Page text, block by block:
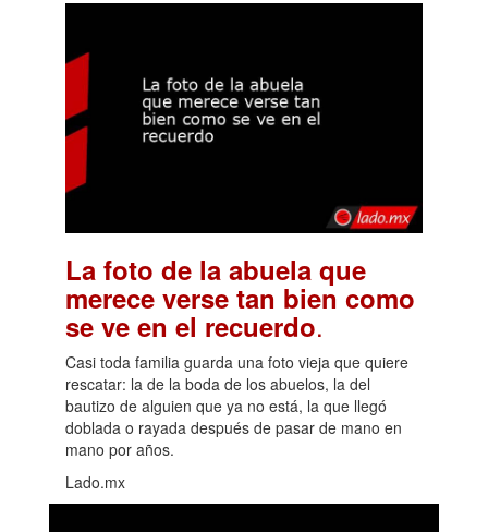
La foto de la abuela que
merece verse tan bien como
se ve en el recuerdo.
Casi toda familia guarda una foto vieja que quiere
rescatar: la de la boda de los abuelos, la del
bautizo de alguien que ya no está, la que llegó
doblada o rayada después de pasar de mano en
mano por años.
Lado.mx